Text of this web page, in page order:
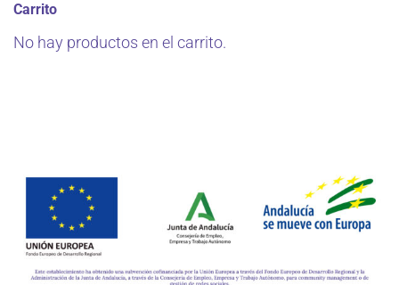
Carrito
No hay productos en el carrito.